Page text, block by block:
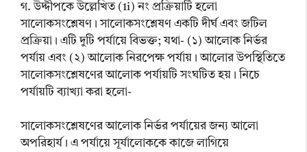
গ. উদ্দীপকে উল্লেখিত (1i) নং প্রক্রিয়াটি হলো
সালোকসংশ্লেষণ। সালোকসংশ্লেষণ একটি দীর্ঘ এবং জটিল
প্রক্রিয়া। এটি দুটি পর্যায়ে বিভক্ত; যথা- (১) আলোক নির্ভর
পর্যায় এবং (২) আলোক নিরপেক্ষ পর্যায়। আলোর উপস্থিতিতে
সালোকসংশ্লেষণের আলোক পর্যায়টি সংঘটিত হয়। নিচে
পর্যায়টি ব্যাখ্যা করা হলো-
সালোকসংশ্লেষণের আলোক নির্ভর পর্যায়ের জন্য আলো
অপরিহার্য। এ পর্যায়ে সূর্যালোককে কাজে লাগিয়ে